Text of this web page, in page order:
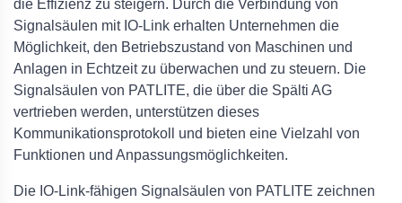
die Effizienz zu steigern. Durch die Verbindung von
Signalsäulen mit IO-Link erhalten Unternehmen die
Möglichkeit, den Betriebszustand von Maschinen und
Anlagen in Echtzeit zu überwachen und zu steuern. Die
Signalsäulen von PATLITE, die über die Spälti AG
vertrieben werden, unterstützen dieses
Kommunikationsprotokoll und bieten eine Vielzahl von
Funktionen und Anpassungsmöglichkeiten.
Die IO-Link-fähigen Signalsäulen von PATLITE zeichnen